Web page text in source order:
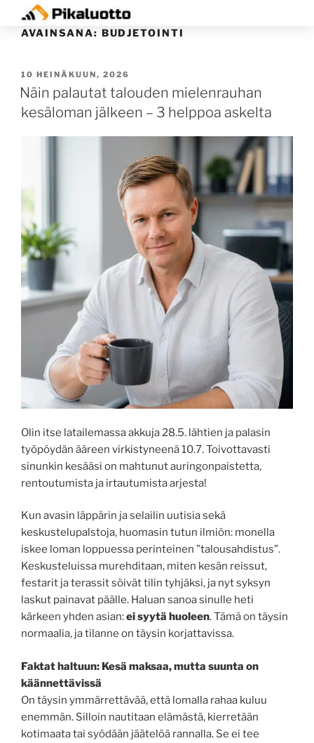
AVAINSANA: BUDJETOINTI
10 HEINÄKUUN, 2026
Näin palautat talouden mielenrauhan
kesäloman jälkeen – 3 helppoa askelta
Olin itse latailemassa akkuja 28.5. lähtien ja palasin
työpöydän ääreen virkistyneenä 10.7. Toivottavasti
sinunkin kesääsi on mahtunut auringonpaistetta,
rentoutumista ja irtautumista arjesta!
Kun avasin läppärin ja selailin uutisia sekä
keskustelupalstoja, huomasin tutun ilmiön: monella
iskee loman loppuessa perinteinen ”talousahdistus”.
Keskusteluissa murehditaan, miten kesän reissut,
festarit ja terassit söivät tilin tyhjäksi, ja nyt syksyn
laskut painavat päälle. Haluan sanoa sinulle heti
kärkeen yhden asian:ei syytä huoleen. Tämä on täysin
normaalia, ja tilanne on täysin korjattavissa.
Faktat haltuun: Kesä maksaa, mutta suunta on
käännettävissä
On täysin ymmärrettävää, että lomalla rahaa kuluu
enemmän. Silloin nautitaan elämästä, kierretään
kotimaata tai syödään jäätelöä rannalla. Se ei tee